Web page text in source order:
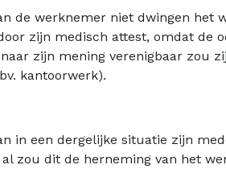
de werknemer niet dwingen het
zijn medisch attest, omdat de
zijn mening verenigbaar zou
kantoorwerk).
in een dergelijke situatie zijn
zou dit de herneming van het